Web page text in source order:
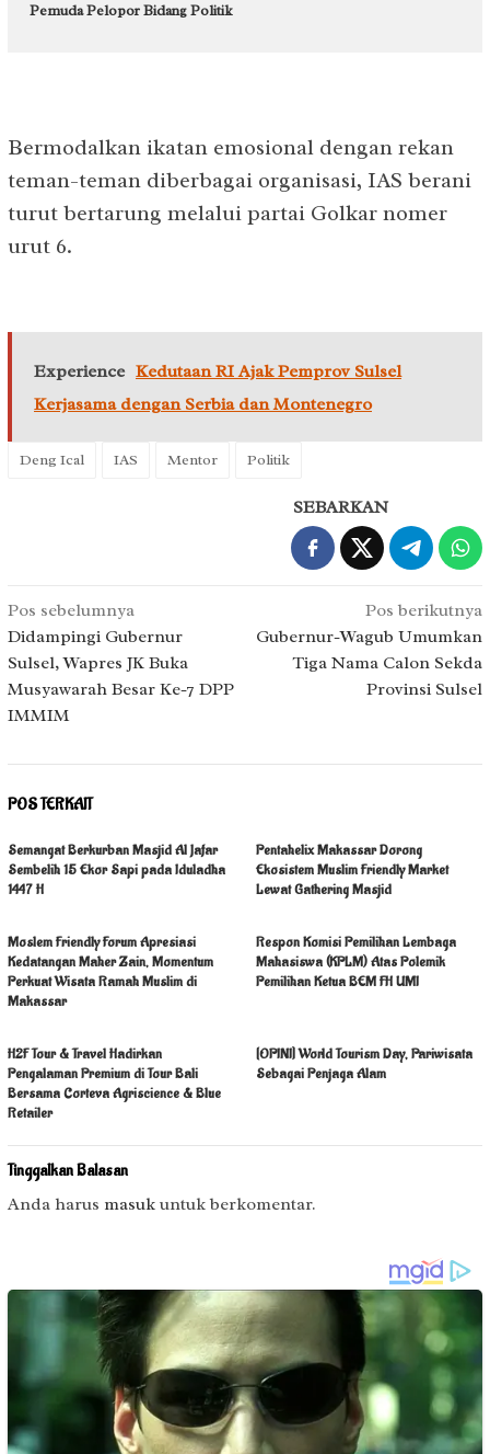
Pemuda Pelopor Bidang Politik
Bermodalkan ikatan emosional dengan rekan
teman-teman diberbagai organisasi, IAS berani
turut bertarung melalui partai Golkar nomer
urut 6.
Experience Kedutaan RI Ajak Pemprov Sulsel
Kerjasama dengan Serbia dan Montenegro
Deng Ical IAS Mentor Politik
SEBARKAN
Navigasi
pos
Pos sebelumnya
Didampingi Gubernur
Sulsel, Wapres JK Buka
Musyawarah Besar Ke-7 DPP
IMMIM
Pos berikutnya
Gubernur-Wagub Umumkan
Tiga Nama Calon Sekda
Provinsi Sulsel
POS TERKAIT
Semangat Berkurban Masjid Al Jafar
Sembelih 15 Ekor Sapi pada Iduladha
1447 H
Pentahelix Makassar Dorong
Ekosistem Muslim Friendly Market
Lewat Gathering Masjid
Moslem Friendly Forum Apresiasi
Kedatangan Maher Zain, Momentum
Perkuat Wisata Ramah Muslim di
Makassar
Respon Komisi Pemilihan Lembaga
Mahasiswa (KPLM) Atas Polemik
Pemilihan Ketua BEM FH UMI
H2F Tour & Travel Hadirkan
Pengalaman Premium di Tour Bali
Bersama Corteva Agriscience & Blue
Retailer
[OPINI] World Tourism Day, Pariwisata
Sebagai Penjaga Alam
Tinggalkan Balasan
Anda harus masuk untuk berkomentar.